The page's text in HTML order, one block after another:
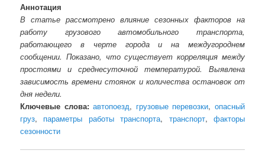
Аннотация
В статье рассмотрено влияние сезонных факторов на
работу грузового автомобильного транспорта,
работающего в черте города и на междугороднем
сообщении. Показано, что существует корреляция между
простоями и среднесуточной температурой. Выявлена
зависимость времени стоянок и количества остановок от
дня недели.
Ключевые слова: автопоезд, грузовые перевозки,опасный
груз, параметры работы транспорта, транспорт, факторы
сезонности